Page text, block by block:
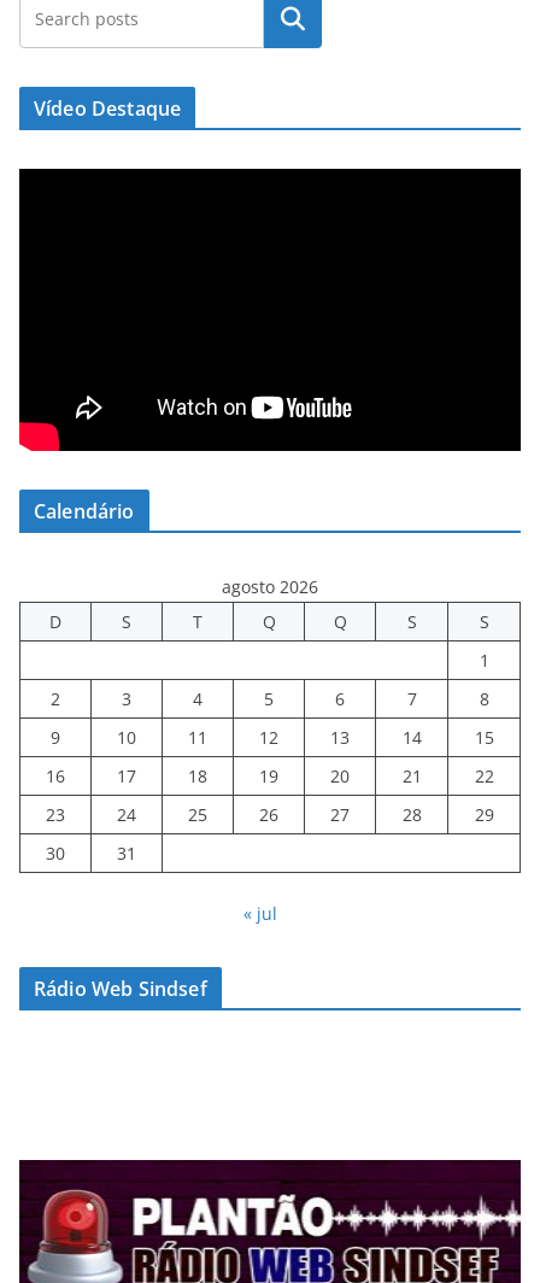
Pesquisar
Vídeo Destaque
Calendário
agosto 2026
D
S T Q Q S
S
1
2
3 4 5 6 7
8
9
10 11 12 13 14
15
16
17 18 19 20 21
22
23
24 25 26 27 28
29
30
31
« jul
Rádio Web Sindsef